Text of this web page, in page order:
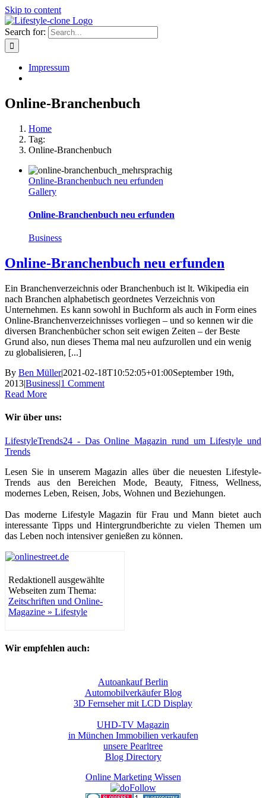
Skip to content
Search for:
Impressum
Online-Branchenbuch
Home
Tag:
Online-Branchenbuch
Online-Branchenbuch neu erfunden
Gallery
Online-Branchenbuch neu erfunden
Business
Online-Branchenbuch neu erfunden
Ein Branchenverzeichnis oder Branchenbuch ist lt. Wikipedia ein
nach Branchen alphabetisch geordnetes Verzeichnis von
Unternehmen. Es kann sowohl in Buchform als auch in Form eines
Online-Branchenverzeichnisses vorliegen – und so kennen wir die
diversen Branchenbücher schon seit ewigen Zeiten – der Beste
Grund also, nun dieses Thema mal neu aufzurollen und ein wenig
zu globalisieren, [...]
By Ben Müller|2021-02-18T10:52:05+01:00September 19th,
2013|Business|1 Comment
Read More
Wir über uns:
LifestyleTrends24 - Das Online Magazin rund um Lifestyle und
Trends
Lesen Sie in unserem Magazin alles über die neuesten Lifestyle-
Trends aus den Bereichen Mode, Beauty, Fitness, Wellness,
modernes Leben, Reisen, Jobs, Wohnen und Beziehungen.
Das moderne Lifestyle Magazin für Frau und Mann bietet auch
interessante Tipps und Hintergrundberichte zu vielen Themen um
das Leben noch intensiver genießen zu können.
Redaktionell ausgewählte
Webseiten zum Thema:
Zeitschriften und Online-
Magazine » Lifestyle
Wir empfehlen auch:
Autoankauf Berlin
Automobilverkäufer Blog
3D Fernseher mit LCD Display
UHD-TV Magazin
in München Immobilien verkaufen
unsere Pearltree
Blog Directory
Online Marketing Wissen